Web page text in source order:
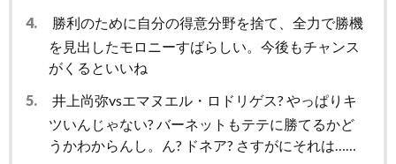
4.
勝利のために自分の得意分野を捨て、全力で勝機
を見出したモロニーすばらしい。今後もチャンス
がくるといいね
5.
井上尚弥vsエマヌエル・ロドリゲス? やっぱりキ
ツいんじゃない? バーネットもテテに勝てるかど
うかわからんし。ん? ドネア? さすがにそれは……